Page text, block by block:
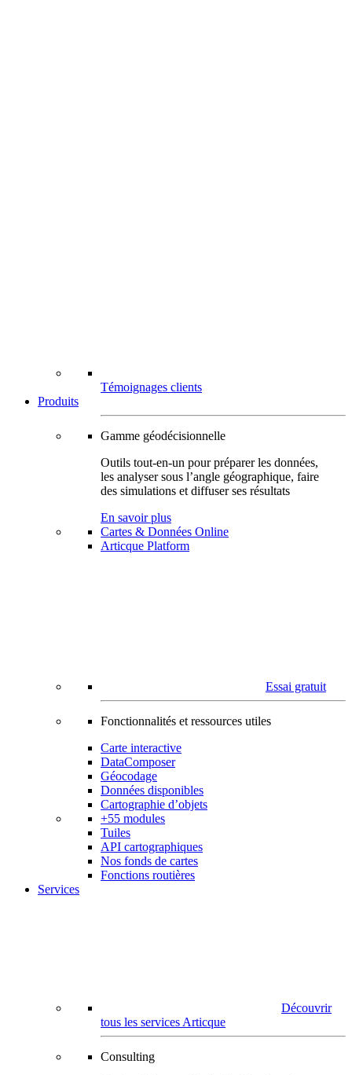
Témoignages clients
Produits
Gamme géodécisionnelle
Outils tout-en-un pour préparer les données,
les analyser sous l’angle géographique, faire
des simulations et diffuser ses résultats
En savoir plus
Cartes & Données Online
Articque Platform
Essai gratuit
Fonctionnalités et ressources utiles
Carte interactive
DataComposer
Géocodage
Données disponibles
Cartographie d’objets
+55 modules
Tuiles
API cartographiques
Nos fonds de cartes
Fonctions routières
Services
Découvrir
tous les services Articque
Consulting